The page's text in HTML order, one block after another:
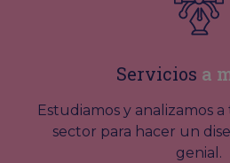
Servicios a
Estudiamos y analizamos
sector para hacer un
genial.